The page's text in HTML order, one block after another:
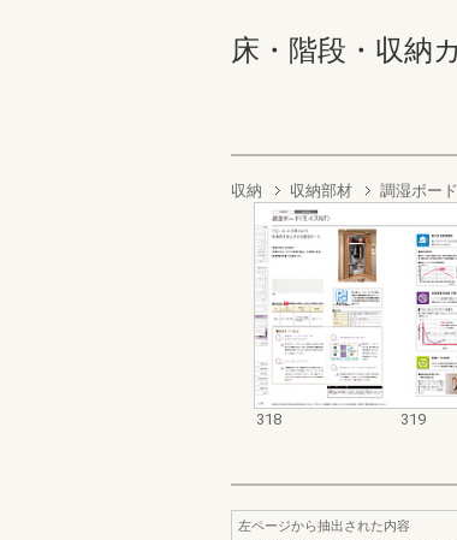
床・階段・収納
収納 収納部材 調湿ボー
318 319
左ページから抽出された内容